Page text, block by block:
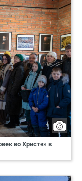
во Христе» в